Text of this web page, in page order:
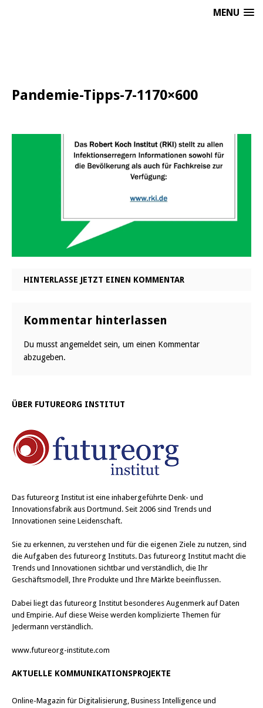
MENU
Pandemie-Tipps-7-1170×600
HINTERLASSE JETZT EINEN KOMMENTAR
Kommentar hinterlassen
Du musst angemeldet sein, um einen Kommentar
abzugeben.
ÜBER FUTUREORG INSTITUT
Das futureorg Institut ist eine inhabergeführte Denk- und
Innovationsfabrik aus Dortmund. Seit 2006 sind Trends und
Innovationen seine Leidenschaft.
Sie zu erkennen, zu verstehen und für die eigenen Ziele zu nutzen, sind
die Aufgaben des futureorg Instituts. Das futureorg Institut macht die
Trends und Innovationen sichtbar und verständlich, die Ihr
Geschäftsmodell, Ihre Produkte und Ihre Märkte beeinflussen.
Dabei liegt das futureorg Institut besonderes Augenmerk auf Daten
und Empirie. Auf diese Weise werden komplizierte Themen für
Jedermann verständlich.
www.futureorg-institute.com
AKTUELLE KOMMUNIKATIONSPROJEKTE
Online-Magazin für Digitalisierung, Business Intelligence und